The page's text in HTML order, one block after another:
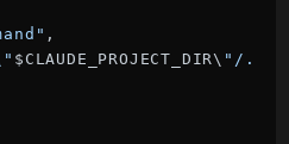
,
$CLAUDE_PROJECT_DIR\ "/